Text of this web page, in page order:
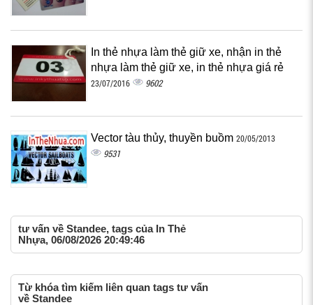
In thẻ nhựa làm thẻ giữ xe, nhận in thẻ
nhựa làm thẻ giữ xe, in thẻ nhựa giá rẻ
23/07/2016 9602
Vector tàu thủy, thuyền buồm 20/05/2013
9531
tư vấn về Standee, tags của In Thẻ
Nhựa, 06/08/2026 20:49:46
Từ khóa tìm kiếm liên quan tags tư vấn
về Standee